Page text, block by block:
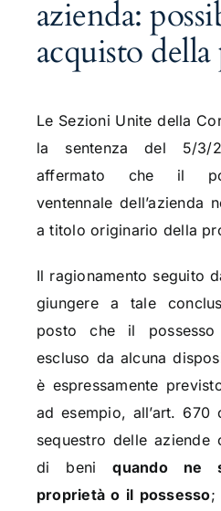
azienda:
acquisto
Le Sezioni Unite della
la sentenza del 5/3/
affermato che il
ventennale dell’azienda
a titolo originario della
Il ragionamento seguito
giungere a tale
posto che il possesso
escluso da alcuna
è espressamente
ad esempio, all’art. 670
sequestro delle aziende
di beniquando ne
proprietà o il possesso;